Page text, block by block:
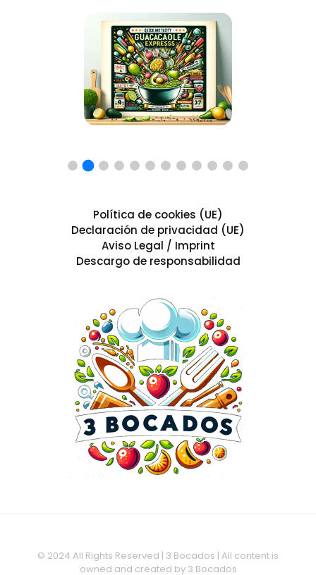
Política de cookies (UE)
Declaración de privacidad (UE)
Aviso Legal / Imprint
Descargo de responsabilidad
© 2024 All Rights Reserved | 3 Bocados | All content is
owned and created by 3 Bocados